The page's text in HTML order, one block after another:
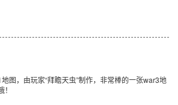
图，由玩家“拜瞻天虫”制作，非常棒的一张war3地